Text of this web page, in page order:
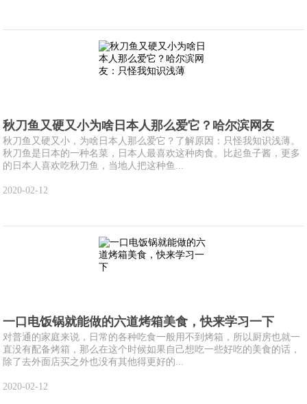
秋刀鱼又硬又小为啥日本人那么爱它？哈尔滨网友
秋刀鱼又硬又小，为啥日本人那么爱它？了解原因：只怪我知识浅薄。
秋刀鱼是日本的一种名菜，日本人最喜欢这种肉食。比起鱼子酱，更多
的日本人喜欢吃秋刀鱼，当地人把这种鱼...
2020-02-12
一口电饭锅就能做的六道烤箱美食，快来学习一下
对普通的家庭来说，日常的各种吃食一般用不到烤箱，所以厨房也就一
直没有配备烤箱，那么在这个时候如果自己想吃一些好吃的美食的话，
除了去外面店买之外也没有其他得更好的...
2020-02-12